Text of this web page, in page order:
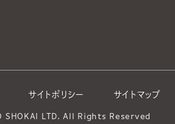
サイトポリシー サイトマップ
SHOKAI LTD. All Rights Reserved